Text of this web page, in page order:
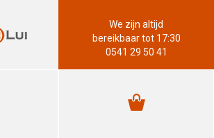
We zijn altijd
bereikbaar tot 17:30
0541 29 50 41